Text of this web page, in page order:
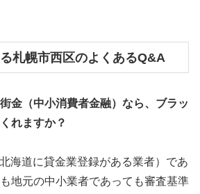
札幌市西区のよくあるQ&A
金（中小消費者金融）なら、ブラッ
れますか？
海道に貸金業登録がある業者）であ
地元の中小業者であっても審査基準